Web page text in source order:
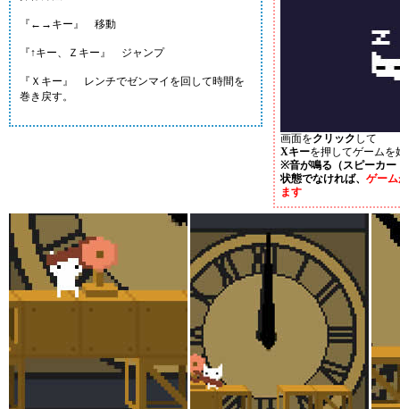
『←→キー』 移動
『↑キー、Ｚキー』 ジャンプ
『Ｘキー』 レンチでゼンマイを回して時間を
巻き戻す。
画面をクリック して
Xキーを押してゲームを
※音が鳴る（スピーカー
状態でなければ、 ゲー
ます